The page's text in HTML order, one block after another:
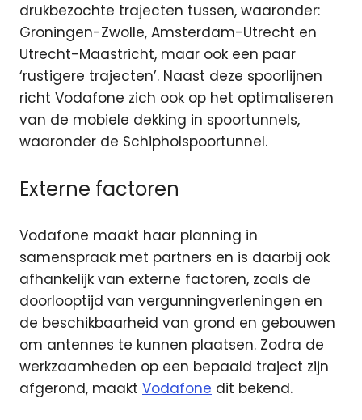
drukbezochte trajecten tussen, waaronder:
Groningen-Zwolle, Amsterdam-Utrecht en
Utrecht-Maastricht, maar ook een paar
‘rustigere trajecten’. Naast deze spoorlijnen
richt Vodafone zich ook op het optimaliseren
van de mobiele dekking in spoortunnels,
waaronder de Schipholspoortunnel.
Externe factoren
Vodafone maakt haar planning in
samenspraak met partners en is daarbij ook
afhankelijk van externe factoren, zoals de
doorlooptijd van vergunningverleningen en
de beschikbaarheid van grond en gebouwen
om antennes te kunnen plaatsen. Zodra de
werkzaamheden op een bepaald traject zijn
afgerond, maakt Vodafone dit bekend.